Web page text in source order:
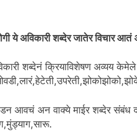
ये अविकारी शब्देर जातेर विचार आतं
शब्देनं क्रियाविशेषण अव्यय
आवचं अन वाक्ये माईर शब्देर संबंध